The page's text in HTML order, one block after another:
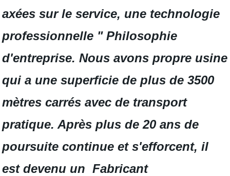
axées sur le service, une technologie
professionnelle " Philosophie
d'entreprise. Nous avons propre usine
qui a une superficie de plus de 3500
mètres carrés avec de transport
pratique. Après plus de 20 ans de
poursuite continue et s'efforcent, il
est devenu un Fabricant